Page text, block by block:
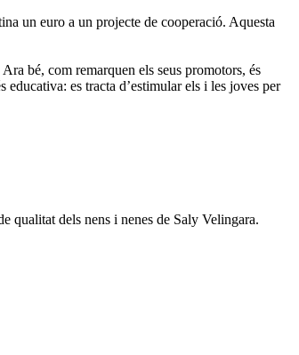
un euro a un projecte de cooperació. Aquesta
bé, com remarquen els seus promotors, és
es tracta d’estimular els i les joves per
qualitat dels nens i nenes de Saly Velingara.